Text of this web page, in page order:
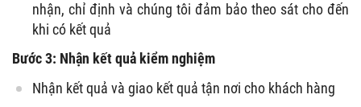
nhận, chỉ định và chúng tôi đảm bảo theo sát cho đến
khi có kết quả
Bước 3: Nhận kết quả kiểm nghiệm
Nhận kết quả và giao kết quả tận nơi cho khách hàng